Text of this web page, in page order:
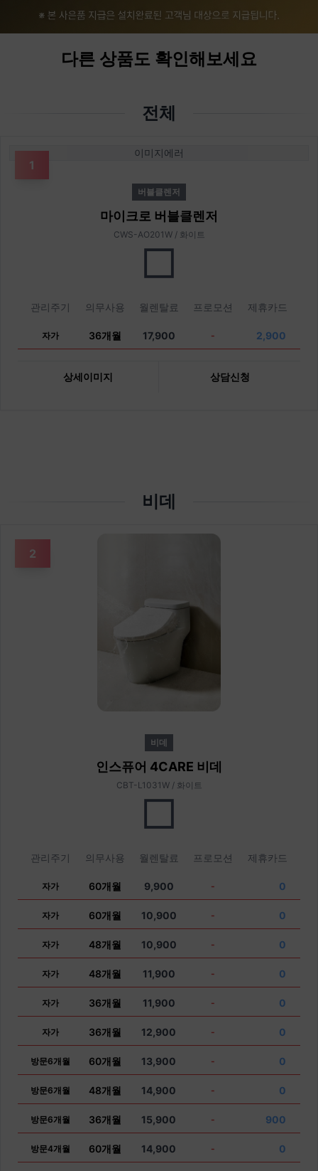
다른 상품도 확인해보세요
전체
1
이미지에러
버블클렌저
마이크로 버블클렌저
CWS-AO201W / 화이트
관리주기 의무사용 월렌탈료 프로모션 제휴카드
자가 36개월 17,900 - 2,900
상세이미지 상담신청
비데
2
비데
인스퓨어 4CARE 비데
CBT-L1031W / 화이트
관리주기 의무사용 월렌탈료 프로모션 제휴카드
자가 60개월 9,900 - 0
자가 60개월 10,900 - 0
자가 48개월 10,900 - 0
자가 48개월 11,900 - 0
자가 36개월 11,900 - 0
자가 36개월 12,900 - 0
방문6개월 60개월 13,900 - 0
방문6개월 48개월 14,900 - 0
방문6개월 36개월 15,900 - 900
방문4개월 60개월 14,900 - 0